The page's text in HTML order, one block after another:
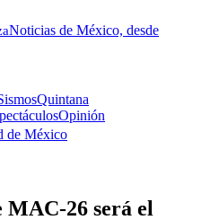
Noticias de México, desde
Quintana
Opinión
de México
MAC-26 será el